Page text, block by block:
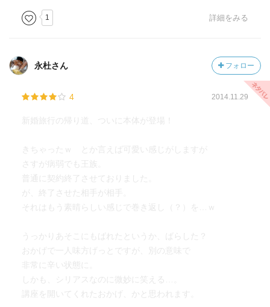
1 詳細をみる
永杜さん フォロー
4 2014.11.29
新婚旅行の帰り道、ついに本体が登場！
きちゃったｗ とか言えば可愛い感じがしますが
さすが病弱でも王族。
普通に契約終了させておりました。
が、終了させた相手が相手。
それはもう素晴らしい感じで巻き返し（？）を…ｗ
うっかりあそこにもばれたというか、ばらした？
おかげで一人味方げっとですが、別の意味で
非常に辛い状態に。
しかも、シリアスなのに微妙に笑える…。
講座を開いてくれたおかげ、かと思われます。